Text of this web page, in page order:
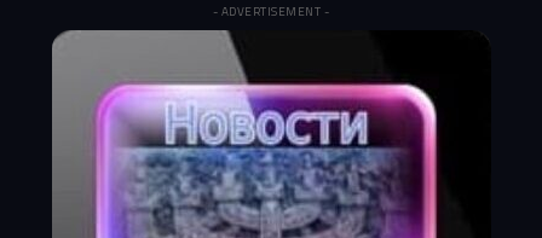
- ADVERTISEMENT -